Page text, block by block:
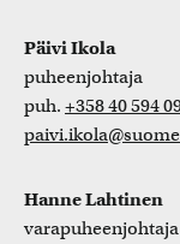
Päivi Ikola
puheenjohtaja
puh. +358 40 594
Hanne Lahtinen
varapuheenjohtaja